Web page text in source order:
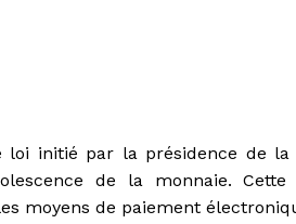
loi initié par la présidence de
de la monnaie.
moyens de paiement